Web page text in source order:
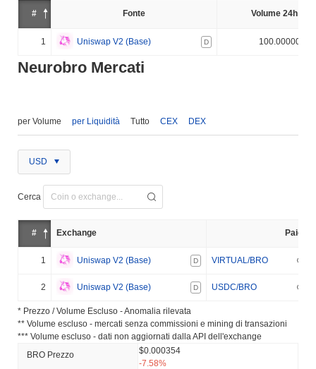
# Fonte Volume 24h (%)
1 Uniswap V2 (Base) D 100.000000%
Neurobro Mercati
per Volume per Liquidità Tutto CEX DEX
USD
Cerca
# Exchange Paio
1 Uniswap V2 (Base) D VIRTUAL/BRO
2 Uniswap V2 (Base) D USDC/BRO
* Prezzo / Volume Escluso - Anomalia rilevata
** Volume escluso - mercati senza commissioni e mining di transazioni
*** Volume escluso - dati non aggiornati dalla API dell'exchange
BRO Prezzo
$0.000354
-7.58%